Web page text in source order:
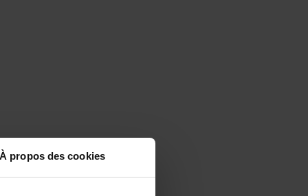
À propos des cookies